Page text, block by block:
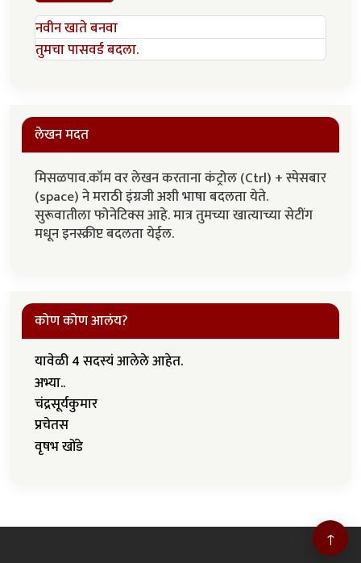
नवीन खाते बनवा
तुमचा पासवर्ड बदला.
लेखन मदत
मिसळपाव.कॉम वर लेखन करताना कंट्रोल (Ctrl) + स्पेसबार
(space) ने मराठी इंग्रजी अशी भाषा बदलता येते.
सुरूवातीला फोनेटिक्स आहे. मात्र तुमच्या खात्याच्या सेटींग
मधून इनस्क्रीप्ट बदलता येईल.
कोण कोण आलंय?
यावेळी 4 सदस्यं आलेले आहेत.
अभ्या..
चंद्रसूर्यकुमार
प्रचेतस
वृषभ खोंडे
↑